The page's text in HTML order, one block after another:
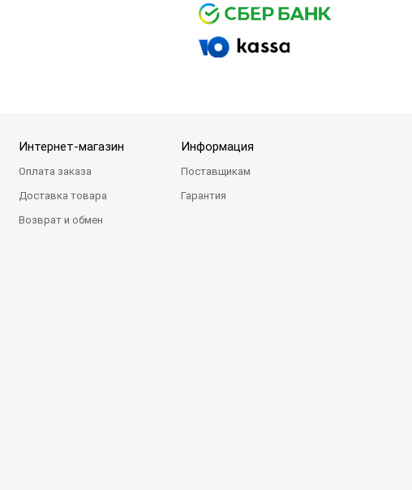
Интернет-магазин
Оплата заказа
Доставка товара
Возврат и обмен
Информация
Поставщикам
Гарантия